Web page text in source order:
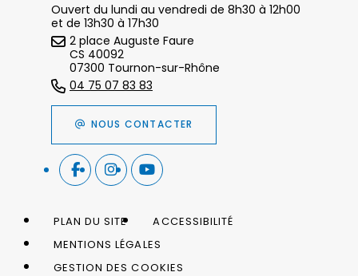
Ouvert du lundi au vendredi de 8h30 à 12h00
et de 13h30 à 17h30
2 place Auguste Faure
CS 40092
07300 Tournon-sur-Rhône
04 75 07 83 83
NOUS CONTACTER
PLAN DU SITE
ACCESSIBILITÉ
MENTIONS LÉGALES
GESTION DES COOKIES